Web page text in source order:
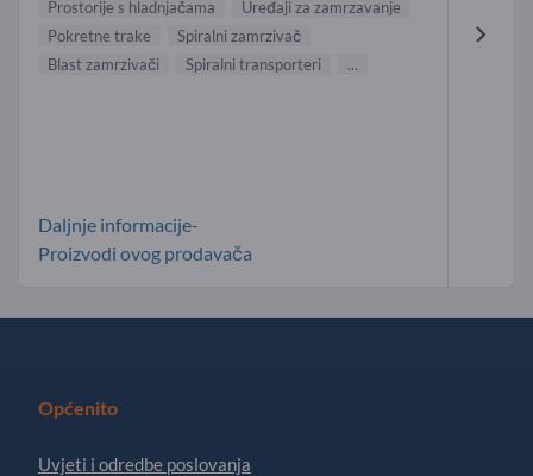
Prostorije s hladnjačama
Uređaji za zamrzavanje
Pokretne trake
Spiralni zamrzivač
Blast zamrzivači
Spiralni transporteri ...
Daljnje informacije-
Proizvodi ovog prodavača
Općenito
Uvjeti i odredbe poslovanja